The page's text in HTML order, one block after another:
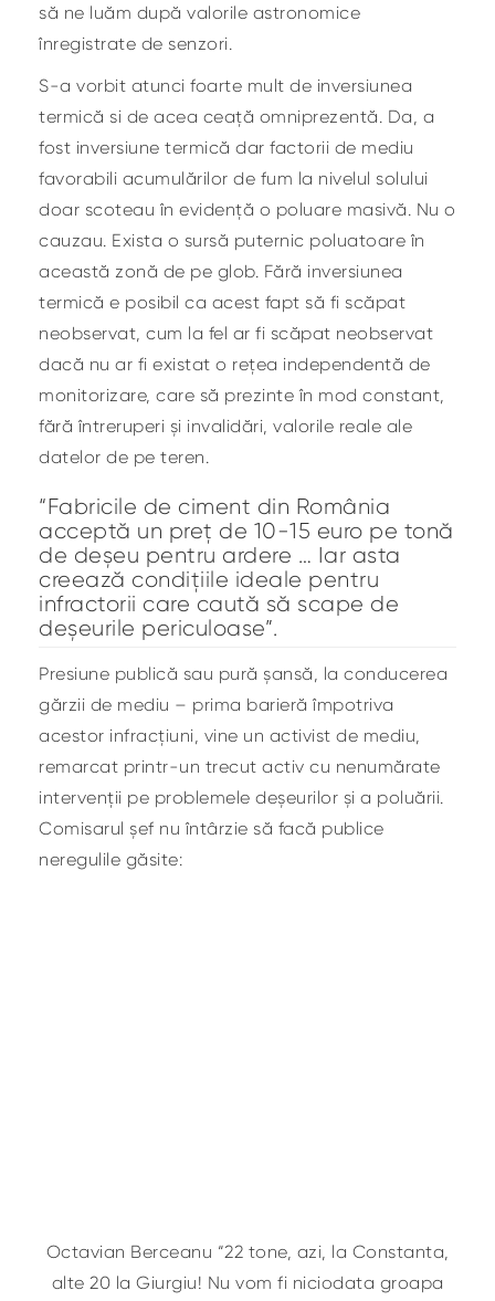
să ne luăm după valorile astronomice
înregistrate de senzori.
S-a vorbit atunci foarte mult de inversiunea
termică si de acea ceață omniprezentă. Da, a
fost inversiune termică dar factorii de mediu
favorabili acumulărilor de fum la nivelul solului
doar scoteau în evidență o poluare masivă. Nu o
cauzau. Exista o sursă puternic poluatoare în
această zonă de pe glob. Fără inversiunea
termică e posibil ca acest fapt să fi scăpat
neobservat, cum la fel ar fi scăpat neobservat
dacă nu ar fi existat o rețea independentă de
monitorizare, care să prezinte în mod constant,
fără întreruperi și invalidări, valorile reale ale
datelor de pe teren.
“Fabricile de ciment din România
acceptă un preț de 10-15 euro pe tonă
de deșeu pentru ardere … Iar asta
creează condițiile ideale pentru
infractorii care caută să scape de
deșeurile periculoase”.
Presiune publică sau pură șansă, la conducerea
gărzii de mediu – prima barieră împotriva
acestor infracțiuni, vine un activist de mediu,
remarcat printr-un trecut activ cu nenumărate
intervenții pe problemele deșeurilor și a poluării.
Comisarul șef nu întârzie să facă publice
neregulile găsite:
Octavian Berceanu “22 tone, azi, la Constanta,
alte 20 la Giurgiu! Nu vom fi niciodata groapa